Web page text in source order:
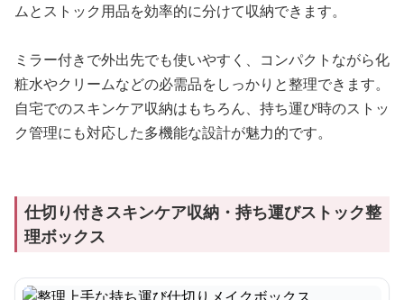
ムとストック用品を効率的に分けて収納できます。
ミラー付きで外出先でも使いやすく、コンパクトながら化
粧水やクリームなどの必需品をしっかりと整理できます。
自宅でのスキンケア収納はもちろん、持ち運び時のストッ
ク管理にも対応した多機能な設計が魅力的です。
仕切り付きスキンケア収納・持ち運びストック整
理ボックス